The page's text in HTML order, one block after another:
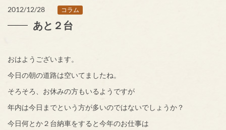
2012/12/28 コラム
あと２台
おはようございます。
今日の朝の道路は空いてましたね。
そろそろ、お休みの方もいるようですが
年内は今日までという方が多いのではないでしょうか？
今日何とか２台納車をすると今年のお仕事は